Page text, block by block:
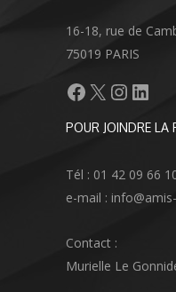
16-18, rue de
75019 PARIS
Facebook
X
POUR JOINDRE LA
Tél : 01 42 09 66
e-mail :
Contact :
Murielle Le